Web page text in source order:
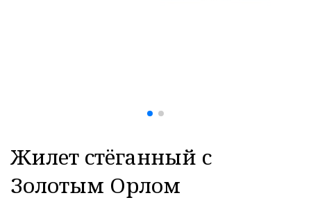
Жилет стёганный с
Золотым Орлом